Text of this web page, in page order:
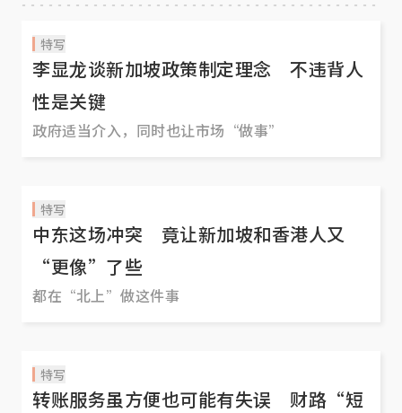
特写
李显龙谈新加坡政策制定理念 不违背人
性是关键
政府适当介入，同时也让市场“做事”
特写
中东这场冲突 竟让新加坡和香港人又
“更像”了些
都在“北上”做这件事
特写
转账服务虽方便也可能有失误 财路“短